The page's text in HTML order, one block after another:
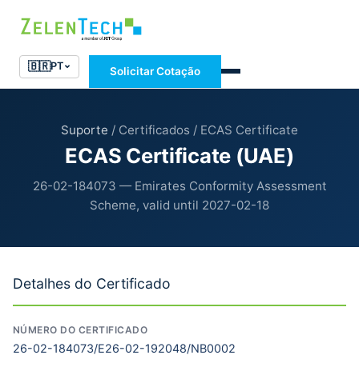
🇧🇷PT Solicitar Cotação
Suporte / Certificados / ECAS Certificate
ECAS Certificate (UAE)
26-02-184073 — Emirates Conformity Assessment
Scheme, valid until 2027-02-18
Detalhes do Certificado
NÚMERO DO CERTIFICADO
26-02-184073/E26-02-192048/NB0002